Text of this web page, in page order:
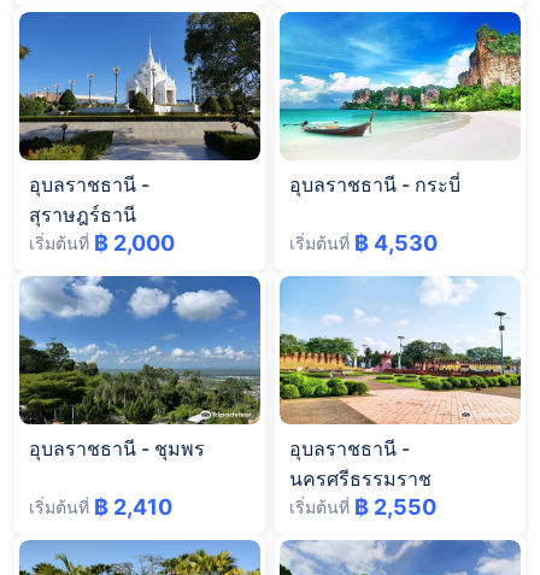
อุบลราชธานี -
สุราษฎร์ธานี
เริ่มต้นที่ ฿ 2,000
อุบลราชธานี - กระบี่
เริ่มต้นที่ ฿ 4,530
อุบลราชธานี - ชุมพร
เริ่มต้นที่ ฿ 2,410
อุบลราชธานี -
นครศรีธรรมราช
เริ่มต้นที่ ฿ 2,550